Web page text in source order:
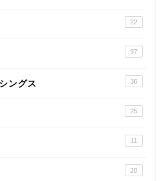
22
97
ングス 36
25
11
20